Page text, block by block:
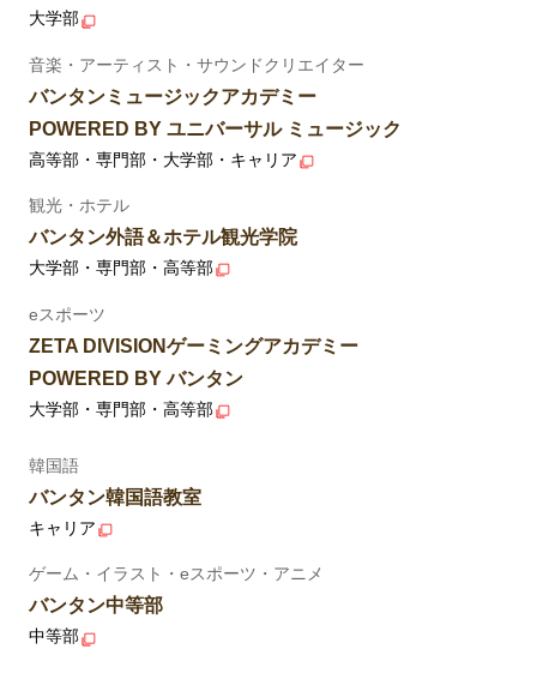
大学部
音楽・アーティスト・サウンドクリエイター
バンタンミュージックアカデミー
POWERED BY ユニバーサル ミュージック
高等部・専門部・大学部・キャリア
観光・ホテル
バンタン外語＆ホテル観光学院
大学部・専門部・高等部
eスポーツ
ZETA DIVISIONゲーミングアカデミー
POWERED BY バンタン
大学部・専門部・高等部
韓国語
バンタン韓国語教室
キャリア
ゲーム・イラスト・eスポーツ・アニメ
バンタン中等部
中等部